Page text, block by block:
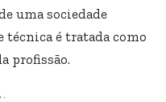
uma sociedade
técnica é tratada como
profissão.
-